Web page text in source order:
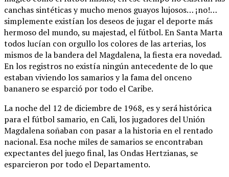
canchas sintéticas y mucho menos guayos lujosos… ¡no!…
simplemente existían los deseos de jugar el deporte más
hermoso del mundo, su majestad, el fútbol. En Santa Marta
todos lucían con orgullo los colores de las arterias, los
mismos de la bandera del Magdalena, la fiesta era novedad.
En los registros no existía ningún antecedente de lo que
estaban viviendo los samarios y la fama del onceno
bananero se esparció por todo el Caribe.
La noche del 12 de diciembre de 1968, es y será histórica
para el fútbol samario, en Cali, los jugadores del Unión
Magdalena soñaban con pasar a la historia en el rentado
nacional. Esa noche miles de samarios se encontraban
expectantes del juego final, las Ondas Hertzianas, se
esparcieron por todo el Departamento.